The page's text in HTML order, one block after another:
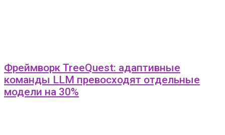
Фреймворк TreeQuest: адаптивные
команды LLM превосходят отдельные
модели на 30%